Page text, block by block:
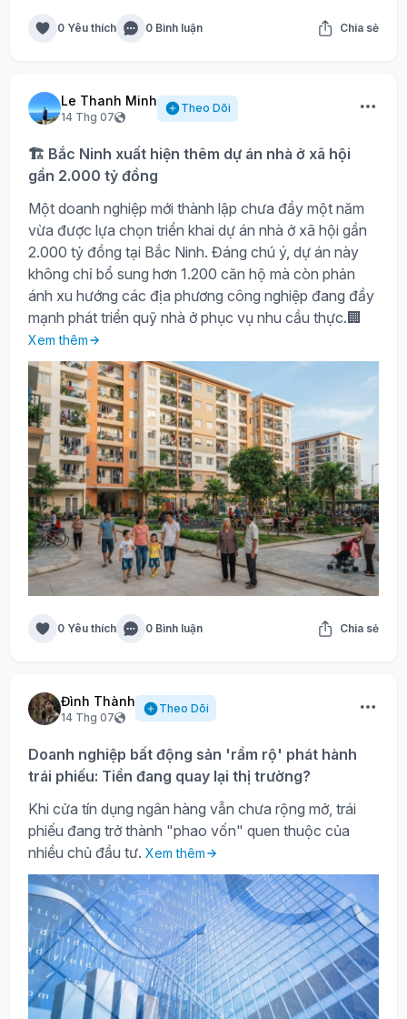
0 Yêu thích 0 Bình luận Chia sẻ
Le Thanh Minh
14 Thg 07
Theo Dõi
🏗️ Bắc Ninh xuất hiện thêm dự án nhà ở xã hội
gần 2.000 tỷ đồng
Một doanh nghiệp mới thành lập chưa đầy một năm
vừa được lựa chọn triển khai dự án nhà ở xã hội gần
2.000 tỷ đồng tại Bắc Ninh. Đáng chú ý, dự án này
không chỉ bổ sung hơn 1.200 căn hộ mà còn phản
ánh xu hướng các địa phương công nghiệp đang đẩy
mạnh phát triển quỹ nhà ở phục vụ nhu cầu thực.🏢
Xem thêm
0 Yêu thích 0 Bình luận Chia sẻ
Đình Thành
14 Thg 07
Theo Dõi
Doanh nghiệp bất động sản 'rầm rộ' phát hành
trái phiếu: Tiền đang quay lại thị trường?
Khi cửa tín dụng ngân hàng vẫn chưa rộng mở, trái
phiếu đang trở thành "phao vốn" quen thuộc của
nhiều chủ đầu tư. Xem thêm